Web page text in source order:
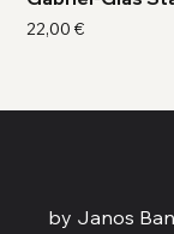
Preis
22,00 €
by Janos